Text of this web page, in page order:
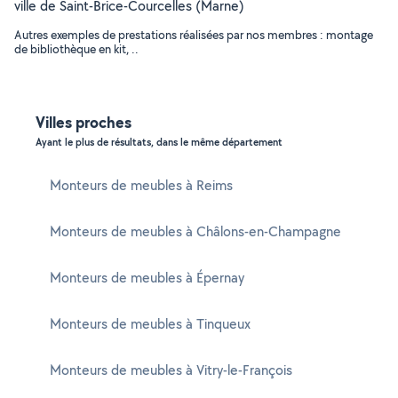
ville de Saint-Brice-Courcelles (Marne)
Autres exemples de prestations réalisées par nos membres : montage
de bibliothèque en kit, ..
Villes proches
Ayant le plus de résultats, dans le même département
Monteurs de meubles à Reims
Monteurs de meubles à Châlons-en-Champagne
Monteurs de meubles à Épernay
Monteurs de meubles à Tinqueux
Monteurs de meubles à Vitry-le-François